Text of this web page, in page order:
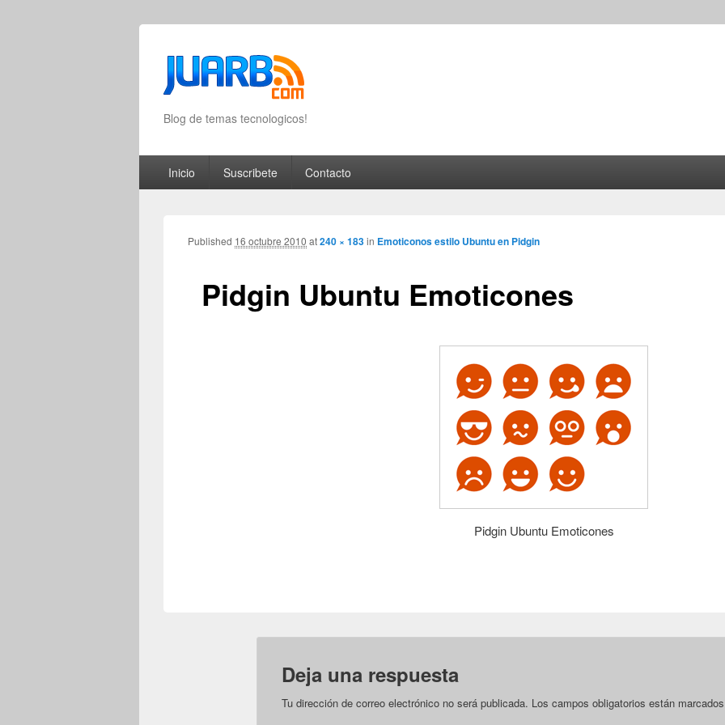
Blog de temas tecnologicos!
Primary menu
Skip to primary content
Skip to secondary content
Inicio Suscribete Contacto
Pidgin Ubuntu Emoticones
Published 16 octubre 2010 at240 × 183in Emoticonos estilo Ubuntu en Pidgin
Pidgin Ubuntu Emoticones
Deja una respuesta
Tu dirección de correo electrónico no será publicada. Los campos obligatorios están